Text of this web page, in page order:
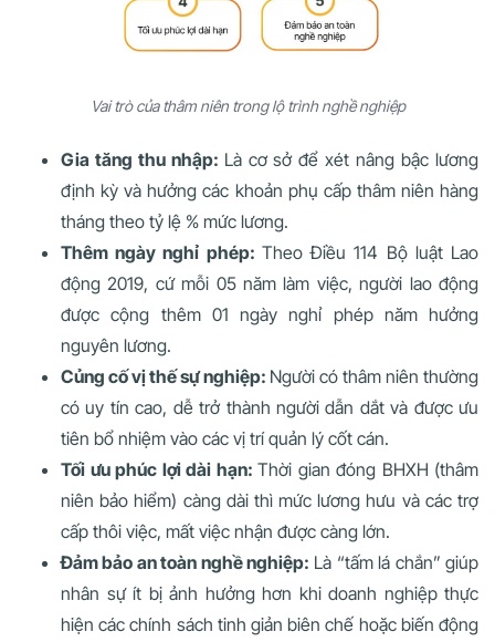
Vai trò của thâm niên trong lộ trình nghề nghiệp
Gia tăng thu nhập: Là cơ sở để xét nâng bậc lương
định kỳ và hưởng các khoản phụ cấp thâm niên hàng
tháng theo tỷ lệ % mức lương.
Thêm ngày nghỉ phép: Theo Điều 114 Bộ luật Lao
động 2019, cứ mỗi 05 năm làm việc, người lao động
được cộng thêm 01 ngày nghỉ phép năm hưởng
nguyên lương.
Củng cố vị thế sự nghiệp: Người có thâm niên thường
có uy tín cao, dễ trở thành người dẫn dắt và được ưu
tiên bổ nhiệm vào các vị trí quản lý cốt cán.
Tối ưu phúc lợi dài hạn: Thời gian đóng BHXH (thâm
niên bảo hiểm) càng dài thì mức lương hưu và các trợ
cấp thôi việc, mất việc nhận được càng lớn.
Đảm bảo an toàn nghề nghiệp: Là “tấm lá chắn” giúp
nhân sự ít bị ảnh hưởng hơn khi doanh nghiệp thực
hiện các chính sách tinh giản biên chế hoặc biến động